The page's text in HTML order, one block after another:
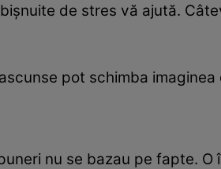
de stres vă ajută.
pot schimba imaginea
nu se bazau pe fapte.